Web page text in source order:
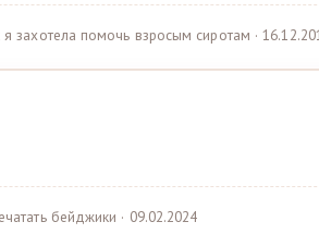
я захотела помочь взросым сиротам ·
бейджики · 09.02.2024